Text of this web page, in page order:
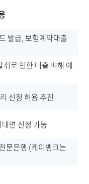
발급, 보험계약대출
로 인한 대출 피해 예
신청 허용 추진
면 신청 가능
문은행 (케이뱅크는